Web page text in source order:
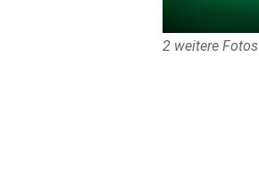
2 weitere Fotos